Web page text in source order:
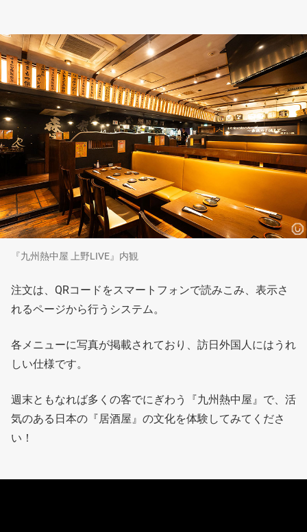
『九州熱中屋 上野LIVE』内観
注文は、QRコードをスマートフォンで読みこみ、表示さ
れるページから行うシステム。
各メニューに写真が掲載されており、訪日外国人にはうれ
しい仕様です。
週末ともなれば多くの客でにぎわう『九州熱中屋』で、活
気のある日本の『居酒屋』の文化を体験してみてくださ
い！